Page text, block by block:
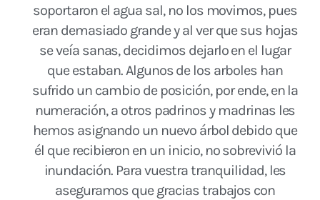
soportaron el agua sal, no los movimos, pues
eran demasiado grande y al ver que sus hojas
se veía sanas, decidimos dejarlo en el lugar
que estaban. Algunos de los arboles han
sufrido un cambio de posición, por ende, en la
numeración, a otros padrinos y madrinas les
hemos asignando un nuevo árbol debido que
él que recibieron en un inicio, no sobrevivió la
inundación. Para vuestra tranquilidad, les
aseguramos que gracias trabajos con